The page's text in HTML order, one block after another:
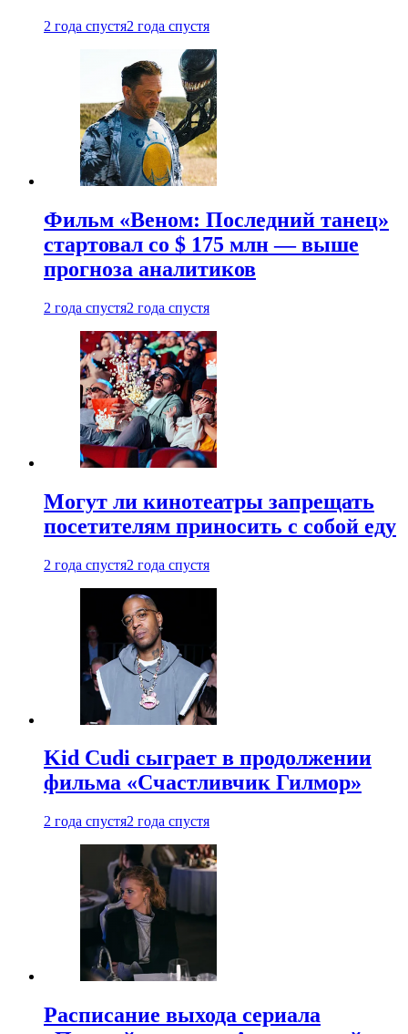
2 года спустя2 года спустя
Фильм «Веном: Последний танец»
стартовал со $ 175 млн — выше
прогноза аналитиков
2 года спустя2 года спустя
Могут ли кинотеатры запрещать
посетителям приносить с собой еду
2 года спустя2 года спустя
Kid Cudi сыграет в продолжении
фильма «Счастливчик Гилмор»
2 года спустя2 года спустя
Расписание выхода сериала